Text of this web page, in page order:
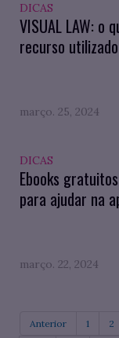
DICAS
VISUAL LAW: o
recurso
março. 25, 2024
DICAS
Ebooks
para ajudar na
março. 22, 2024
Anterior 1 2